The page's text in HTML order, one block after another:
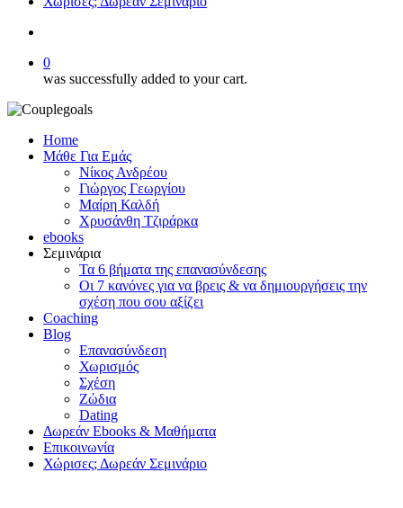
0
was successfully added to your cart.
Home
Μάθε Για Εμάς
Νίκος Ανδρέου
Γιώργος Γεωργίου
Μαίρη Καλδή
Χρυσάνθη Τζιράρκα
ebooks
Σεμινάρια
Τα 6 βήματα της επανασύνδεσης
Οι 7 κανόνες για να βρεις & να δημιουργήσεις την
σχέση που σου αξίζει
Coaching
Blog
Επανασύνδεση
Χωρισμός
Σχέση
Ζώδια
Dating
Δωρεάν Ebooks & Μαθήματα
Επικοινωνία
Χώρισες; Δωρεάν Σεμινάριο